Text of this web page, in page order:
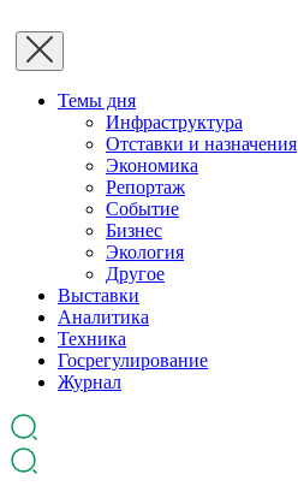
Темы дня
Инфраструктура
Отставки и назначения
Экономика
Репортаж
Событие
Бизнес
Экология
Другое
Выставки
Аналитика
Техника
Госрегулирование
Журнал